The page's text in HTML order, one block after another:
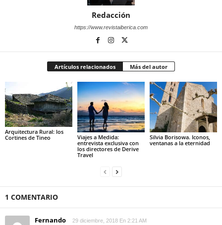
Redacción
https://www.revistaiberica.com
Artículos relacionados Más del autor
Arquitectura Rural: los
Cortines de Tineo
Viajes a Medida:
entrevista exclusiva con
los directores de Derive
Travel
Silvia Borisowa. Iconos,
ventanas a la eternidad
1 COMENTARIO
Fernando 29 diciembre, 2018 En 2:21 AM